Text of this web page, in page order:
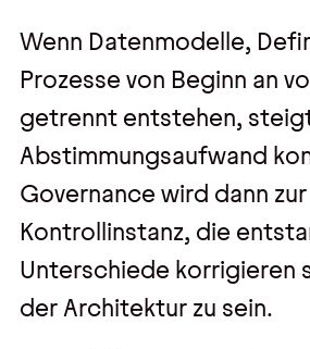
Wenn Datenmodelle,
Prozesse von Beginn an
getrennt entstehen,
Abstimmungsaufwand
Governance wird dann zur
Kontrollinstanz, die
Unterschiede korrigieren
der Architektur zu sein.